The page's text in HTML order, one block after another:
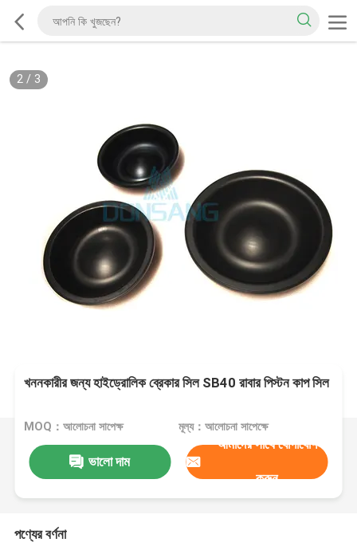
2/ 3
খননকারীর জন্য হাইড্রোলিক ব্রেকার সিল SB40 রাবার পিস্টন কাপ সিল
MOQ：আলোচনা সাপেক্ষ মূল্য：আলোচনা সাপেক্ষে
ভালো দাম
আমাদের সাথে যোগাযোগ
করুন
পণ্যের বর্ণনা